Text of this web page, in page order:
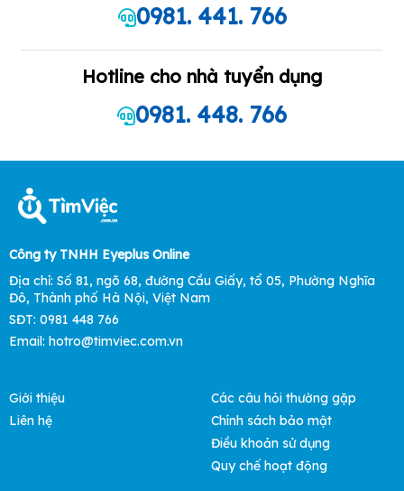
0981. 441. 766
Hotline cho nhà tuyển dụng
0981. 448. 766
Công ty TNHH Eyeplus Online
Địa chỉ: Số 81, ngõ 68, đường Cầu Giấy, tổ 05, Phường Nghĩa
Đô, Thành phố Hà Nội, Việt Nam
SĐT: 0981 448 766
Email: hotro@timviec.com.vn
Giới thiệu
Liên hệ
Các câu hỏi thường gặp
Chính sách bảo mật
Điều khoản sử dụng
Quy chế hoạt động